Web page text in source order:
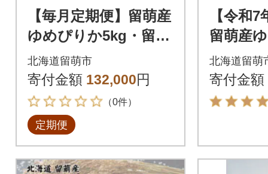
【毎月定期便】留萌産
ゆめぴりか5kg・留萌
産ななつぼし6kg(3kg
×2)全3回
北海道留萌市
寄付金額 132,000円
（0件）
定期便
【令和
留萌産
g・留萌
北海道留萌
寄付金額